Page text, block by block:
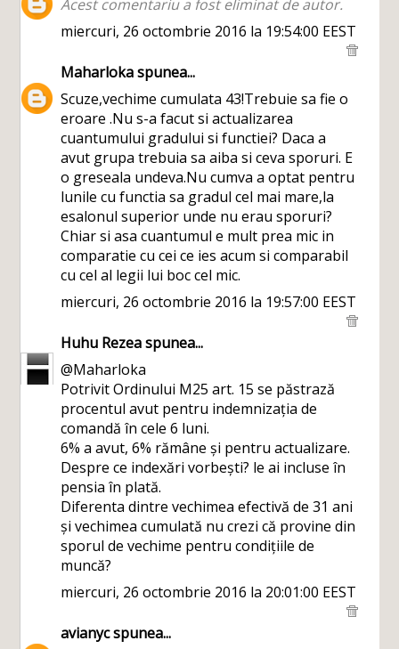
Acest comentariu a fost eliminat de autor.
miercuri, 26 octombrie 2016 la 19:54:00 EEST
Maharlokaspunea...
Scuze,vechime cumulata 43!Trebuie sa fie o
eroare .Nu s-a facut si actualizarea
cuantumului gradului si functiei? Daca a
avut grupa trebuia sa aiba si ceva sporuri. E
o greseala undeva.Nu cumva a optat pentru
lunile cu functia sa gradul cel mai mare,la
esalonul superior unde nu erau sporuri?
Chiar si asa cuantumul e mult prea mic in
comparatie cu cei ce ies acum si comparabil
cu cel al legii lui boc cel mic.
miercuri, 26 octombrie 2016 la 19:57:00 EEST
Huhu Rezeaspunea...
@Maharloka
Potrivit Ordinului M25 art. 15 se păstrază
procentul avut pentru indemnizația de
comandă în cele 6 luni.
6% a avut, 6% rămâne și pentru actualizare.
Despre ce indexări vorbești? le ai incluse în
pensia în plată.
Diferenta dintre vechimea efectivă de 31 ani
și vechimea cumulată nu crezi că provine din
sporul de vechime pentru condițiile de
muncă?
miercuri, 26 octombrie 2016 la 20:01:00 EEST
avianycspunea...